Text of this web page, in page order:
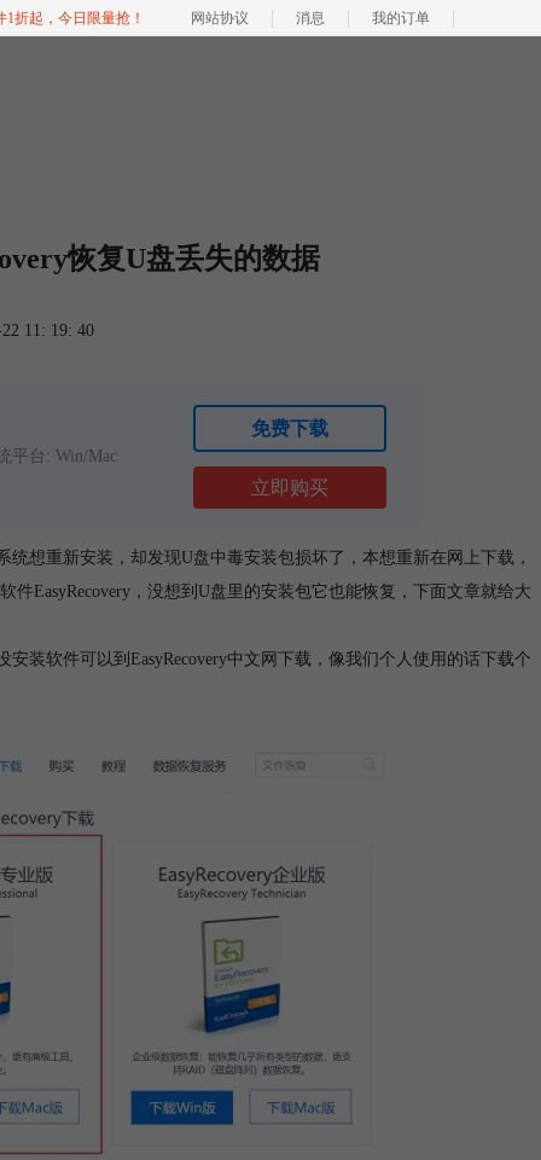
折起，今日限量抢！ 网站协议 消息 我的订单
恢复U盘丢失的数据
11: 19: 40
平台: Win/Mac
免费下载
立即购买
想重新安装，却发现U盘中毒安装包损坏了，本想重新在网上下载，
件EasyRecovery，没想到U盘里的安装包它也能恢复，下面文章就给大
装软件可以到EasyRecovery中文网下载，像我们个人使用的话下载个